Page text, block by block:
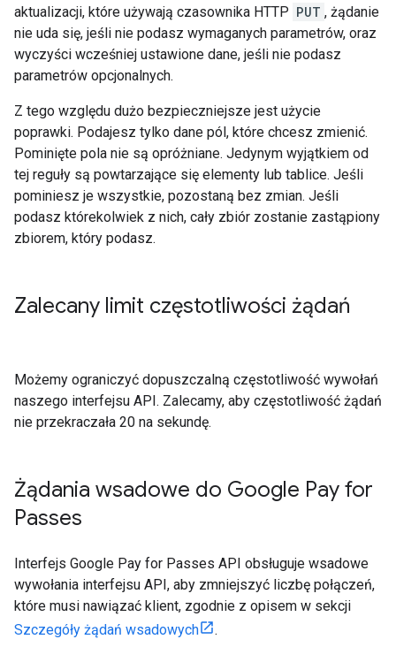
aktualizacji, które używają czasownika HTTP PUT , żądanie
nie uda się, jeśli nie podasz wymaganych parametrów, oraz
wyczyści wcześniej ustawione dane, jeśli nie podasz
parametrów opcjonalnych.
Z tego względu dużo bezpieczniejsze jest użycie
poprawki. Podajesz tylko dane pól, które chcesz zmienić.
Pominięte pola nie są opróżniane. Jedynym wyjątkiem od
tej reguły są powtarzające się elementy lub tablice. Jeśli
pominiesz je wszystkie, pozostaną bez zmian. Jeśli
podasz którekolwiek z nich, cały zbiór zostanie zastąpiony
zbiorem, który podasz.
Zalecany limit częstotliwości żądań
Możemy ograniczyć dopuszczalną częstotliwość wywołań
naszego interfejsu API. Zalecamy, aby częstotliwość żądań
nie przekraczała 20 na sekundę.
Żądania wsadowe do Google Pay for
Passes
Interfejs Google Pay for Passes API obsługuje wsadowe
wywołania interfejsu API, aby zmniejszyć liczbę połączeń,
które musi nawiązać klient, zgodnie z opisem w sekcji
Szczegóły żądań wsadowych
.